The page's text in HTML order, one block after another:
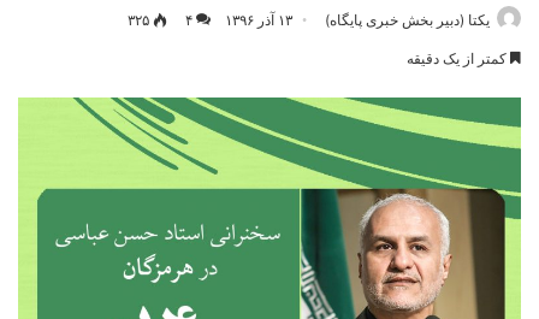
یکتا (دبیر بخش خبری پایگاه) ۱۳ آذر ۱۳۹۶ ۴ ۳۲۵
کمتر از یک دقیقه